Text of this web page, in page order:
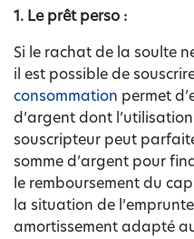
1. Le prêt perso :
Si le rachat de la soulte
il est possible de
consommation permet
d’argent dont
souscripteur peut
somme d’argent pour
le remboursement du
la situation de
amortissement adapté